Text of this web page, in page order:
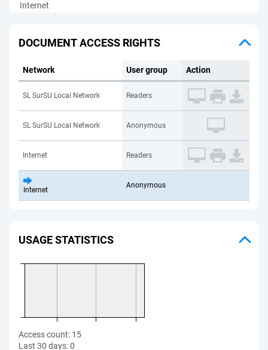
Internet
DOCUMENT ACCESS RIGHTS
Network User group Action
SL SurSU Local Network Readers
SL SurSU Local Network Anonymous
Internet Readers
Internet
Anonymous
USAGE STATISTICS
Access count: 15
Last 30 days:0